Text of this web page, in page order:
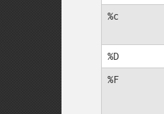
%c
%D
%F